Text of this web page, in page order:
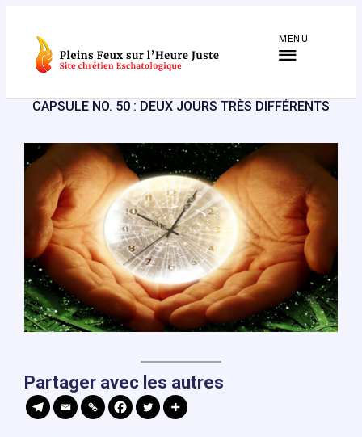
contenu
MENU
CAPSULE NO. 50 : DEUX JOURS TRÈS DIFFÉRENTS
Partager avec les autres